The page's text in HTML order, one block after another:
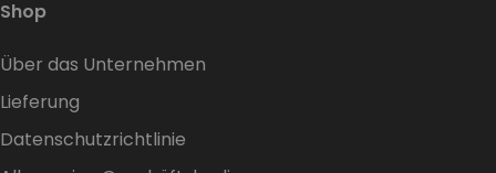
Shop
Über das Unternehmen
Lieferung
Datenschutzrichtlinie